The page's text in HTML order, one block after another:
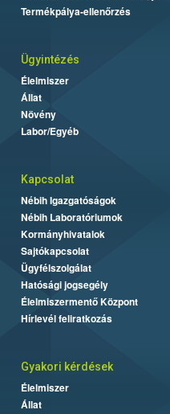
Termékpálya-ellenőrzés
Ügyintézés
Élelmiszer
Állat
Növény
Labor/Egyéb
Kapcsolat
Nébih Igazgatóságok
Nébih Laboratóriumok
Kormányhivatalok
Sajtókapcsolat
Ügyfélszolgálat
Hatósági jogsegély
Élelmiszermentő Központ
Hírlevél feliratkozás
Gyakori kérdések
Élelmiszer
Állat